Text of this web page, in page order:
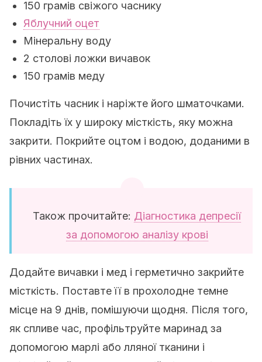
150 грамів свіжого часнику
Яблучний оцет
Мінеральну воду
2 столові ложки вичавок
150 грамів меду
Почистіть часник і наріжте його шматочками.
Покладіть їх у широку місткість, яку можна
закрити. Покрийте оцтом і водою, доданими в
рівних частинах.
Також прочитайте: Діагностика депресії
за допомогою аналізу крові
Додайте вичавки і мед і герметично закрийте
місткість. Поставте її в прохолодне темне
місце на 9 днів, помішуючи щодня. Після того,
як спливе час, профільтруйте маринад за
допомогою марлі або лляної тканини і